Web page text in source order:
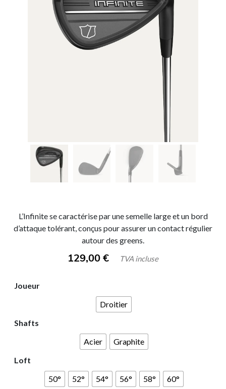
L’Infinite se caractérise par une semelle large et un bord
d’attaque tolérant, conçus pour assurer un contact régulier
autour des greens.
129,00 € TVA incluse
Joueur
Droitier
Shafts
Acier
Graphite
Loft
50°
52° 54° 56° 58° 60°